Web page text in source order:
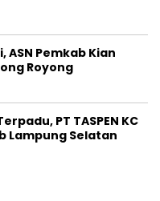
ASN Pemkab Kian
Royong
PT TASPEN KC
Lampung Selatan